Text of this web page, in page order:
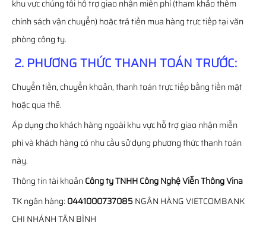
khu vực chúng tôi hỗ trợ giao nhận miễn phí (tham khảo thêm
chính sách vận chuyển) hoặc trả tiền mua hàng trực tiếp tại văn
phòng công ty.
2. PHƯƠNG THỨC THANH TOÁN TRƯỚC:
Chuyển tiền, chuyển khoản, thanh toán trực tiếp bằng tiền mặt
hoặc qua thẻ.
Áp dụng cho khách hàng ngoài khu vực hỗ trợ giao nhận miễn
phí và khách hàng có nhu cầu sử dụng phương thức thanh toán
này.
Thông tin tài khoảnCông ty TNHH Công Nghệ Viễn Thông Vina
TK ngân hàng: 0441000737085NGÂN HÀNG VIETCOMBANK
CHI NHÁNH TÂN BÌNH